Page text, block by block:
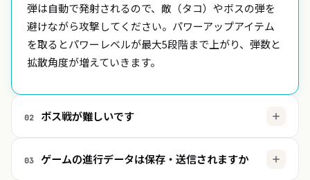
弾は自動で発射されるので、敵（タコ）やボスの弾を
避けながら攻撃してください。パワーアップアイテム
を取るとパワーレベルが最大5段階まで上がり、弾数と
拡散角度が増えていきます。
02 ボス戦が難しいです
ンを使い、ステージが進むほど激しくなります。自機
03 ゲームの進行データは保存・送信されますか